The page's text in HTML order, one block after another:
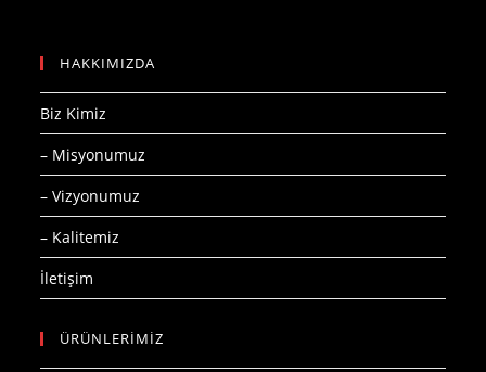
HAKKIMIZDA
Biz Kimiz
– Misyonumuz
– Vizyonumuz
– Kalitemiz
İletişim
ÜRÜNLERİMİZ